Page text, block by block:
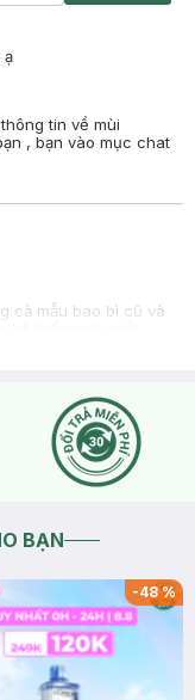
đã dành thời gian
động lực to lớn để
chất lượng dịch vụ.
Hasaki!
ạ
tin về mùi
, bạn vào mục chat
cả mẫu bao bì cũ và
sản phẩm đều đảm
BẠN
-48%